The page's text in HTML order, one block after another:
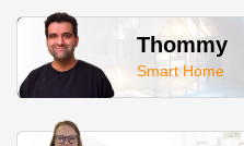
Thommy
Smart Home